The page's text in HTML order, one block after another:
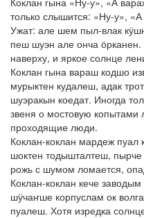
только слышится: «Ну-у»,
Ужат: але шем пыл-влак
пеш шуэн але онча
наверху, и яркое солнце
Коклан гына вараш кодшо
мурыктен кудалеш, адак
шуэракын коедат. Иногда
звеня о мостовую
проходящие люди.
Коклан-коклан мардеж
шоктен тодышталтеш,
рожь с шумом ломается,
Коклан-коклан кече
шӱчаҥше корпуслам ок
пуалеш. Хотя изредка